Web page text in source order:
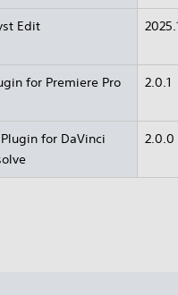
Edit
for Premiere Pro 2.0.1
for DaVinci
2.0.0